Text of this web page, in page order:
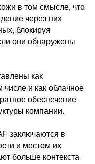
в том смысле, что
через них
блокируя
они обнаружены
как
и как облачное
обеспечение
компании.
заключаются в
и местом их
больше контекста